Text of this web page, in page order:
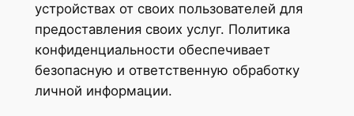
устройствах от своих пользователей для
предоставления своих услуг. Политика
конфиденциальности обеспечивает
безопасную и ответственную обработку
личной информации.